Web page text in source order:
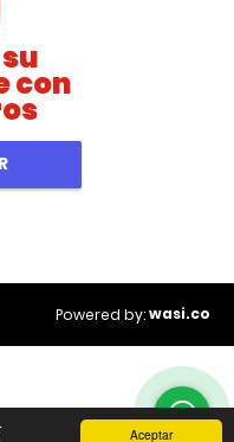
Aceptar
con
Powered by:wasi.co